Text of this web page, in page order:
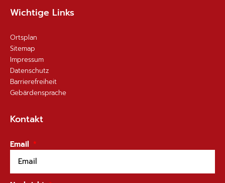
Wichtige Links
Ortsplan
Sitemap
Impressum
Datenschutz
Barrierefreiheit
Gebärdensprache
Kontakt
Email